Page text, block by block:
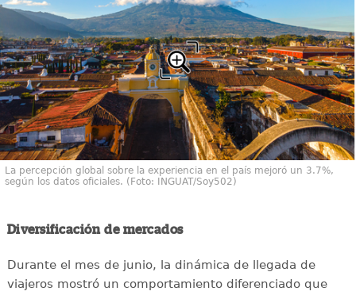
La percepción global sobre la experiencia en el país mejoró un 3.7%,
según los datos oficiales. (Foto: INGUAT/Soy502)
Diversificación de mercados
Durante el mes de junio, la dinámica de llegada de
viajeros mostró un comportamiento diferenciado que